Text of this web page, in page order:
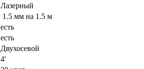
Лазерный
1.5 мм на 1.5 м
есть
есть
Двухосевой
4′